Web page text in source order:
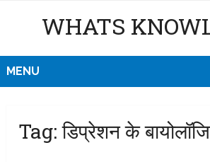
WHATS
MENU
Tag:डिप्रेशन के